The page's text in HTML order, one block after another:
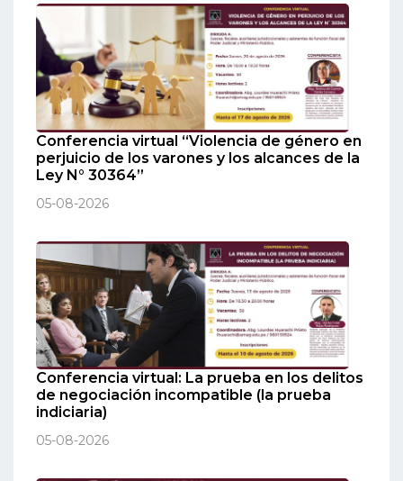
Conferencia virtual “Violencia de género en
perjuicio de los varones y los alcances de la
Ley N° 30364”
05-08-2026
Conferencia virtual: La prueba en los delitos
de negociación incompatible (la prueba
indiciaria)
05-08-2026